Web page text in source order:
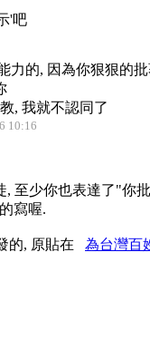
'吧
力的, 因為你狠狠的
, 我就不認同了
10:16
, 至少你也表達了"你
寫喔.
的, 原貼在 為台灣百